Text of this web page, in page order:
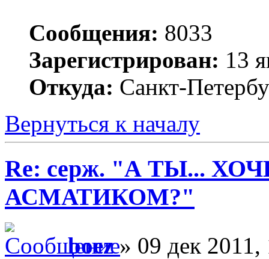
Сообщения: 8033
Зарегистрирован: 13
Откуда: Санкт-
Вернуться к началу
Re: серж. "А ТЫ...
АСМАТИКОМ?"
boez» 09 дек 2011,